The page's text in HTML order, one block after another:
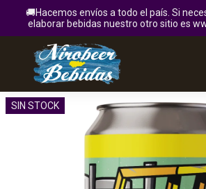
🚚Hacemos envíos a todo el país. Si
elaborar bebidas nuestro otro sitio es
SIN STOCK